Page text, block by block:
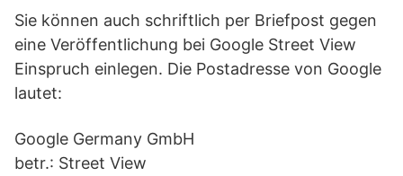
Sie können auch schriftlich per Briefpost gegen
eine Veröffentlichung bei Google Street View
Einspruch einlegen. Die Postadresse von Google
lautet:
Google Germany GmbH
betr.: Street View